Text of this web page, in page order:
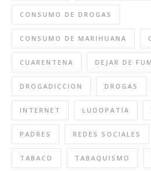
CONSUMO DE DROGAS
CONSUMO DE MARIHUANA
CUARENTENA DEJAR DE
DROGADICCION DROGAS
INTERNET LUDOPATÍA
PADRES REDES SOCIALES
TABACO TABAQUISMO